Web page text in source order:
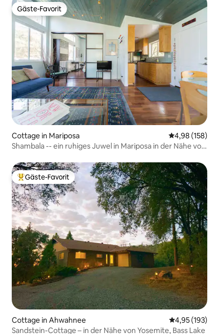
Gäste-Favorit
Gäste-Favorit
Cottage in Mariposa
4,98 (158)
Shambala -- ein ruhiges Juwel in Mariposa in der Nähe von
Beliebter Gäste-Favorit.
Gäste-Favorit
Cottage in Ahwahnee
4,95 (193)
Sandstein-Cottage – in der Nähe von Yosemite, Bass Lake